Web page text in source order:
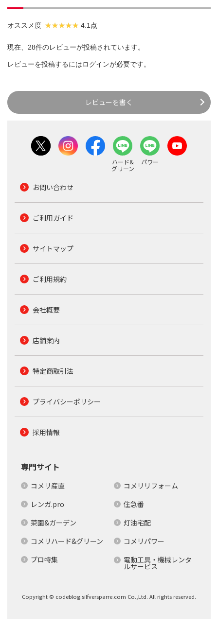
オススメ度 4.1点
現在、28件のレビューが投稿されています。
レビューを投稿するにはログインが必要です。
レビューを書く
ハード&
グリーン
パワー
お問い合わせ
ご利用ガイド
サイトマップ
ご利用規約
会社概要
店舗案内
特定商取引法
プライバシーポリシー
採用情報
専門サイト
コメリ産直
コメリリフォーム
レンガ.pro
住急番
菜園&ガーデン
灯油宅配
コメリハード&グリーン
コメリパワー
プロ特集
電動工具・機械レンタ
ルサービス
Copyright © codeblog.silfversparre.com Co.,Ltd. All rights reserved.